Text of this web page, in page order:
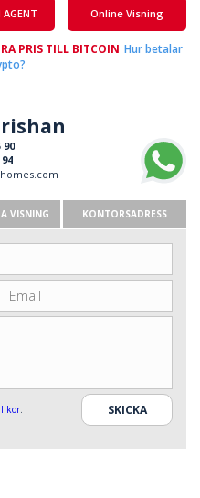
AGENT Online Visning
PRIS TILL BITCOIN Hur betalar
90
VISNING KONTORSADRESS
.